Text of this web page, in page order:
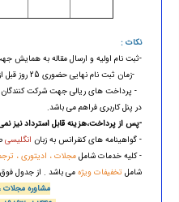
نکات :
-ثبت نام اولیه و ارسال مقاله به همایش
-زمان ثبت نام نهایی حضوری 25 روز قبل از برگزاری می باشد.
- پرداخت های ریالی جهت شرکت
در پنل کاربری فراهم می باشد.
-پس از پرداخت،هزینه قابل استرداد نیز
- گواهینامه های کنفرانس به زبانانگلیسی
- کلیه خدمات شامل مجلات ، ادیتوری ،
شامل تخفیفات ویژهمی باشد . از جدول فوق
مشاوره مجلات